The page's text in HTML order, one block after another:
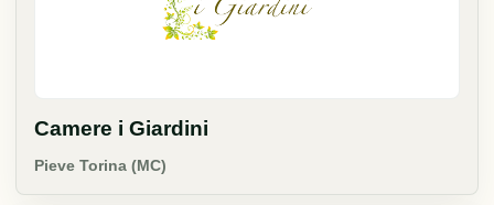
Camere i Giardini
Pieve Torina (MC)